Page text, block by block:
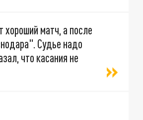
хороший матч, а после
Судье надо
что касания не